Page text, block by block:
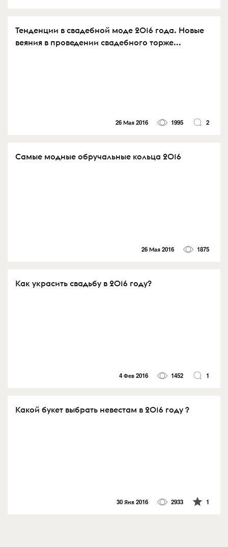
Тенденции в свадебной моде 2016 года. Новые
веяния в проведении свадебного торже...
26 Мая 2016 1995 2
Самые модные обручальные кольца 2016
26 Мая 2016 1875
Как украсить свадьбу в 2016 году?
4 Фев 2016 1452 1
Какой букет выбрать невестам в 2016 году ?
30 Янв 2016 2933 1